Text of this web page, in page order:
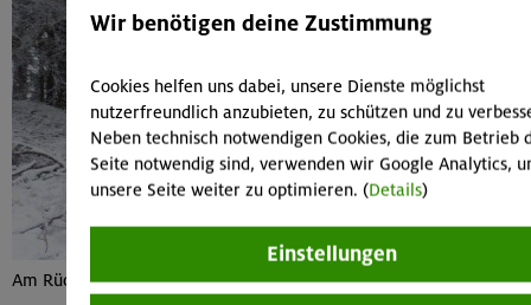
Am Rückweg
Wir benötigen deine Zustimmung
Cookies helfen uns dabei, unsere Dienste möglichst
nutzerfreundlich anzubieten, zu schützen und zu
Neben technisch notwendigen Cookies, die zum Betrieb
Seite notwendig sind, verwenden wir Google Analytics,
unsere Seite weiter zu optimieren. (Details)
Einstellungen